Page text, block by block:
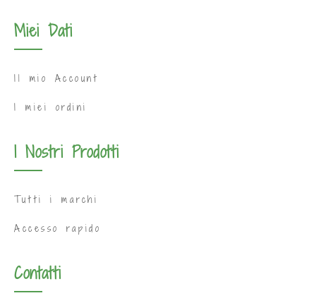
Miei Dati
Il mio Account
I miei ordini
I Nostri Prodotti
Tutti i marchi
Accesso rapido
Contatti